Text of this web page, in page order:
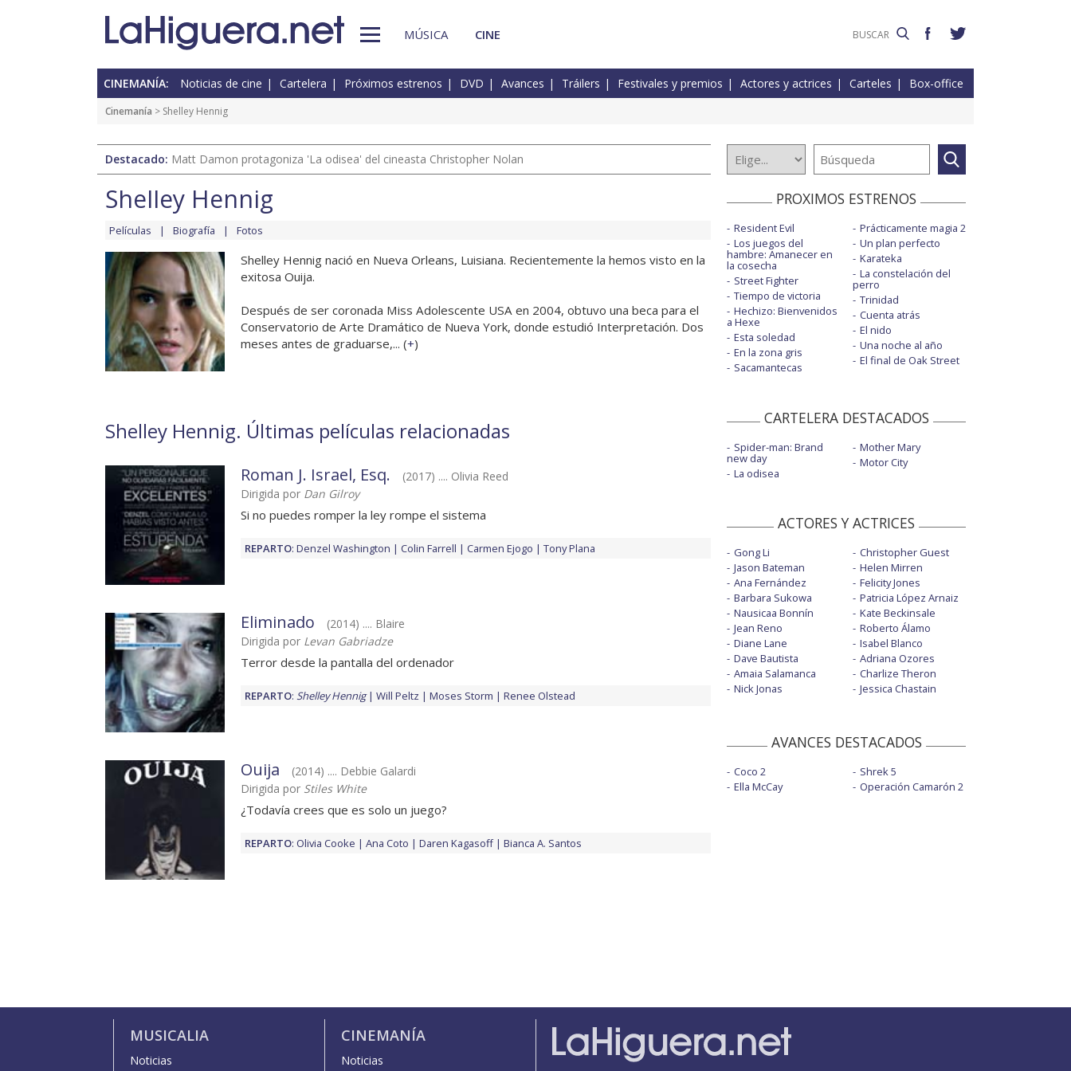
MÚSICA CINE
CINEMANÍA: Noticias de cine Cartelera Próximos estrenos DVD Avances Tráilers Festivales y premios Actores y actrices Carteles Box-office
Cinemanía > Shelley Hennig
Destacado: Matt Damon protagoniza 'La odisea' del cineasta Christopher Nolan
Shelley Hennig
Películas Biografía Fotos
Shelley Hennig nació en Nueva Orleans, Luisiana. Recientemente la hemos visto en la
exitosa Ouija.
Después de ser coronada Miss Adolescente USA en 2004, obtuvo una beca para el
Conservatorio de Arte Dramático de Nueva York, donde estudió Interpretación. Dos
meses antes de graduarse,... (+)
Shelley Hennig. Últimas películas relacionadas
Roman J. Israel, Esq.
(2017) .... Olivia Reed
Dirigida por Dan Gilroy
Si no puedes romper la ley rompe el sistema
REPARTO: Denzel Washington Colin Farrell Carmen Ejogo Tony Plana
Eliminado
(2014) .... Blaire
Dirigida por Levan Gabriadze
Terror desde la pantalla del ordenador
REPARTO: Shelley Hennig Will Peltz Moses Storm Renee Olstead
Ouija
(2014) .... Debbie Galardi
Dirigida por Stiles White
¿Todavía crees que es solo un juego?
REPARTO: Olivia Cooke Ana Coto Daren Kagasoff Bianca A. Santos
PROXIMOS ESTRENOS
Resident Evil
Los juegos del
hambre: Amanecer en
la cosecha
Street Fighter
Tiempo de victoria
Hechizo: Bienvenidos
a Hexe
Esta soledad
En la zona gris
Sacamantecas
Prácticamente magia 2
Un plan perfecto
Karateka
La constelación del
perro
Trinidad
Cuenta atrás
El nido
Una noche al año
El final de Oak Street
CARTELERA DESTACADOS
Spider-man: Brand
new day
La odisea
Mother Mary
Motor City
ACTORES Y ACTRICES
Gong Li
Jason Bateman
Ana Fernández
Barbara Sukowa
Nausicaa Bonnín
Jean Reno
Diane Lane
Dave Bautista
Amaia Salamanca
Nick Jonas
Christopher Guest
Helen Mirren
Felicity Jones
Patricia López Arnaiz
Kate Beckinsale
Roberto Álamo
Isabel Blanco
Adriana Ozores
Charlize Theron
Jessica Chastain
AVANCES DESTACADOS
Coco 2
Ella McCay
Shrek 5
Operación Camarón 2
MUSICALIA
Noticias
CINEMANÍA
Noticias